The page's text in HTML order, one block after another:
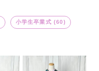
小学生卒業式 (60)